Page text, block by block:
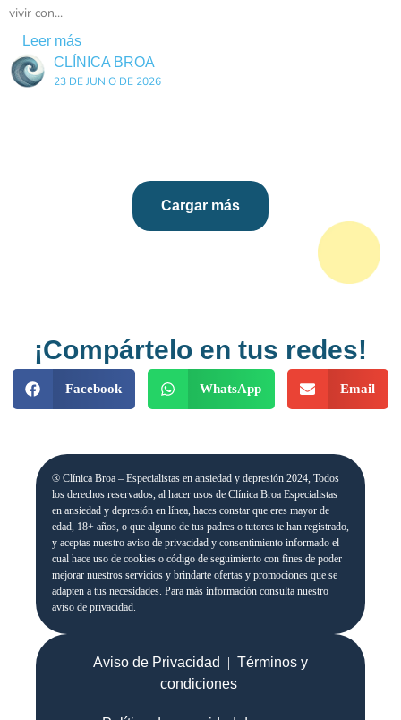
vivir con...
Leer más
CLÍNICA BROA
23 DE JUNIO DE 2026
Cargar más
¡Compártelo en tus redes!
Facebook WhatsApp Email
Aviso de Privacidad | Términos y
condiciones
® Clínica Broa – Especialistas en ansiedad y depresión 2024, Todos
los derechos reservados, al hacer usos de Clínica Broa Especialistas
en ansiedad y depresión en línea, haces constar que eres mayor de
edad, 18+ años, o que alguno de tus padres o tutores te han registrado,
y aceptas nuestro aviso de privacidad y consentimiento informado el
cual hace uso de cookies o código de seguimiento con fines de poder
mejorar nuestros servicios y brindarte ofertas y promociones que se
adapten a tus necesidades. Para más información consulta nuestro
aviso de privacidad.